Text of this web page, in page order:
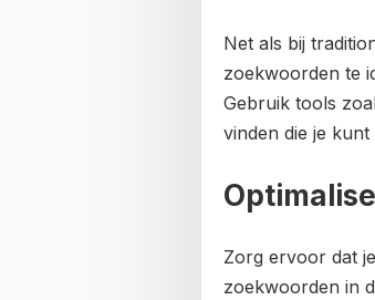
Net als bij
zoekwoorden te
Gebruik tools
vinden die je
Zorg ervoor dat
zoekwoorden in